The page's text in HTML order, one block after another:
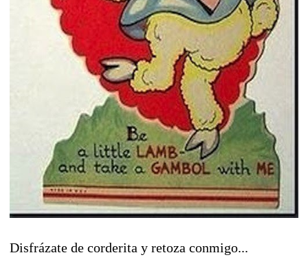
Disfrázate de corderita y retoza conmigo...